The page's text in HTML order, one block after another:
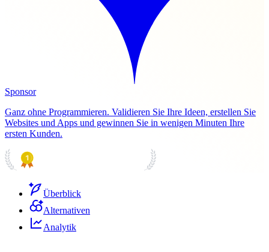
Sponsor
Ganz ohne Programmieren. Validieren Sie Ihre Ideen, erstellen Sie
Websites und Apps und gewinnen Sie in wenigen Minuten Ihre
ersten Kunden.
Überblick
Alternativen
Analytik